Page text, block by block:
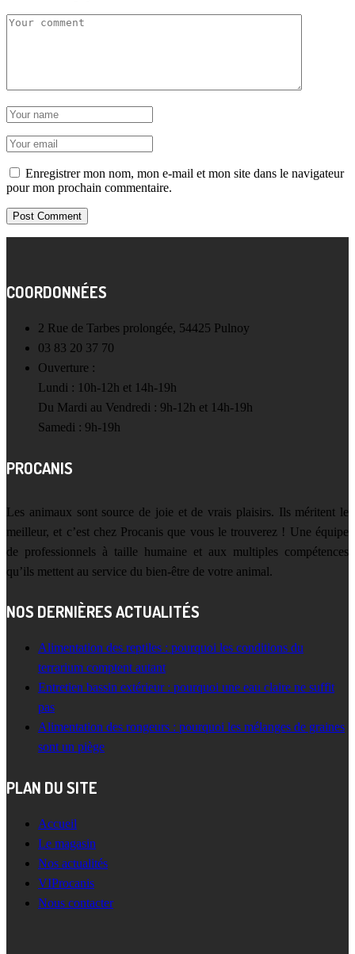
Enregistrer mon nom, mon e-mail et mon site dans le navigateur
pour mon prochain commentaire.
Post Comment
COORDONNÉES
2 Rue de Tarbes prolongée, 54425 Pulnoy
03 83 20 37 70
Ouverture :
Lundi : 10h-12h et 14h-19h
Du Mardi au Vendredi : 9h-12h et 14h-19h
Samedi : 9h-19h
PROCANIS
Les animaux sont source de joie et de vrais plaisirs. Ils méritent le
meilleur, et c’est chez Procanis que vous le trouverez ! Une équipe
de professionnels à taille humaine et aux multiples compétences
qu’ils mettent au service du bien-être de votre animal.
NOS DERNIÈRES ACTUALITÉS
Alimentation des reptiles : pourquoi les conditions du
terrarium comptent autant
Entretien bassin extérieur : pourquoi une eau claire ne suffit
pas
Alimentation des rongeurs : pourquoi les mélanges de graines
sont un piège
PLAN DU SITE
Accueil
Le magasin
Nos actualités
VIProcanis
Nous contacter